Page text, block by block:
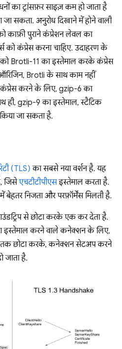
का ट्रांसफ़र साइज़ कम हो जाता है
जा सकता. अनुरोध दिखाने में होने वाली
काफ़ी पुराने कंप्रेशन लेवल का
को कंप्रेस करना चाहिए. उदाहरण के
को Brotli-11 का इस्तेमाल करके कंप्रेस
Brotli के साथ काम नहीं
कंप्रेस करने के लिए, gzip-6 का
ही, gzip-9 का इस्तेमाल, स्टैटिक
जा सकता है.
(TLS) का सबसे नया वर्शन है. यह
जिसेएचटीटीपीएसइस्तेमाल करता है.
निजता और परफ़ॉर्मेंस मिलती है.
से छोटा करके एक कर देता है.
इस्तेमाल करने वाले कनेक्शन के लिए,
तक छोटा करके, कनेक्शन सेटअप करने
जाता है.